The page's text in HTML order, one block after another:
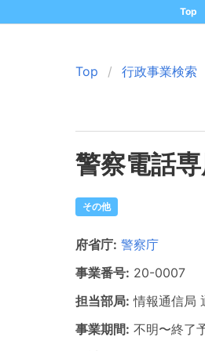
Top
Top 行政事業検索
警察電話
その他
府省庁: 警察庁
事業番号: 20-0007
担当部局: 情報通信局
事業期間: 不明〜終了